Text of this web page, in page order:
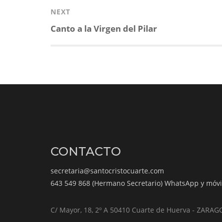
NEXT
Next
Canto a la Virgen del Pilar
CONTACTO
secretaria@santocristocuarte.com
643 549 868 (Hermano Secretario) WhatsApp y
C/ Mayor, 18, 2º A 50410 Cuarte de Huerva -